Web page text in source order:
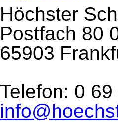
Höchster
Postfach 80
65903
Telefon: 0